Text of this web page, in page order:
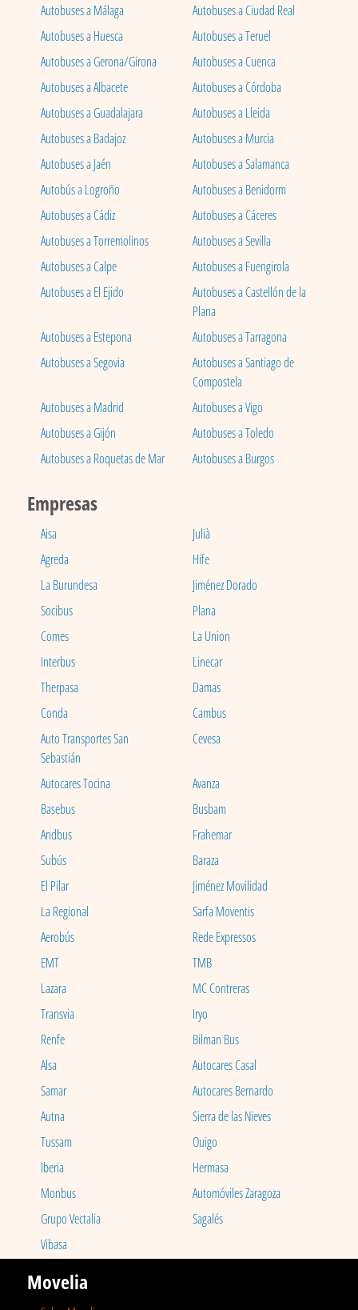
Autobuses a Málaga
Autobuses a Ciudad Real
Autobuses a Huesca
Autobuses a Teruel
Autobuses a Gerona/Girona
Autobuses a Cuenca
Autobuses a Albacete
Autobuses a Córdoba
Autobuses a Guadalajara
Autobuses a Lleida
Autobuses a Badajoz
Autobuses a Murcia
Autobuses a Jaén
Autobuses a Salamanca
Autobús a Logroño
Autobuses a Benidorm
Autobuses a Cádiz
Autobuses a Cáceres
Autobuses a Torremolinos
Autobuses a Sevilla
Autobuses a Calpe
Autobuses a Fuengirola
Autobuses a El Ejido
Autobuses a Castellón de la
Plana
Autobuses a Estepona
Autobuses a Tarragona
Autobuses a Segovia
Autobuses a Santiago de
Compostela
Autobuses a Madrid
Autobuses a Vigo
Autobuses a Gijón
Autobuses a Toledo
Autobuses a Roquetas de Mar
Autobuses a Burgos
Empresas
Aisa
Julià
Agreda
Hife
La Burundesa
Jiménez Dorado
Socibus
Plana
Comes
La Union
Interbus
Linecar
Therpasa
Damas
Conda
Cambus
Auto Transportes San
Sebastián
Cevesa
Autocares Tocina
Avanza
Basebus
Busbam
Andbus
Frahemar
Subús
Baraza
El Pilar
Jiménez Movilidad
La Regional
Sarfa Moventis
Aerobús
Rede Expressos
EMT
TMB
Lazara
MC Contreras
Transvia
Iryo
Renfe
Bilman Bus
Alsa
Autocares Casal
Samar
Autocares Bernardo
Autna
Sierra de las Nieves
Tussam
Ouigo
Iberia
Hermasa
Monbus
Automóviles Zaragoza
Grupo Vectalia
Sagalés
Vibasa
Movelia